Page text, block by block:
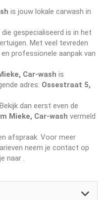
is jouw lokale carwash in
die gespecialiseerd is in het
Met veel tevreden
professionele aanpak van
Car-wash is
adres: Ossestraat 5,
dan eerst even de
Mieke, Car-wash vermeld
afspraak. Voor meer
neem je contact op
naar